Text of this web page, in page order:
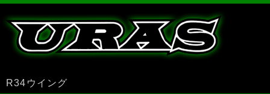
R34ウイング